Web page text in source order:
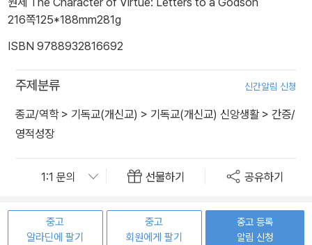
216쪽125*188mm281g
ISBN 9788932816692
주제분류 신간알림 신청
종교/역학> 기독교(개신교) > 기독교(개신교) 신앙생활> 간증/
영적성장
선물하기 공유하기
중고
알라딘에 팔기
중고
회원에게 팔기
중고 등록
알림 신청